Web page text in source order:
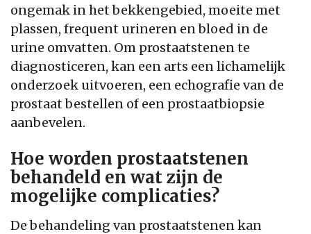
ongemak in het bekkengebied, moeite met
plassen, frequent urineren en bloed in de
urine omvatten. Om prostaatstenen te
diagnosticeren, kan een arts een lichamelijk
onderzoek uitvoeren, een echografie van de
prostaat bestellen of een prostaatbiopsie
aanbevelen.
Hoe worden prostaatstenen
behandeld en wat zijn de
mogelijke complicaties?
De behandeling van prostaatstenen kan